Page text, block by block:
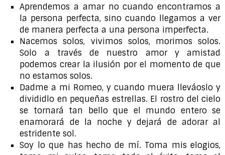
Aprendemos a amar no cuando encontramos a
la persona perfecta, sino cuando llegamos a ver
de manera perfecta a una persona imperfecta.
Nacemos solos, vivimos solos, morimos solos.
Solo a través de nuestro amor y amistad
podemos crear la ilusión por el momento de que
no estamos solos.
Dadme a mi Romeo, y cuando muera lleváoslo y
divididlo en pequeñas estrellas. El rostro del cielo
se tornará tan bello que el mundo entero se
enamorará de la noche y dejará de adorar al
estridente sol.
Soy lo que has hecho de mí. Toma mis elogios,